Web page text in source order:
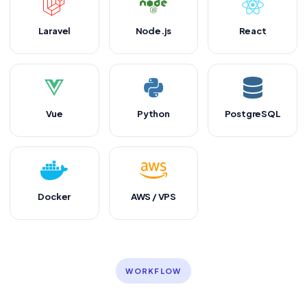
Laravel Node.js React
Vue Python PostgreSQL
Docker AWS / VPS
WORKFLOW